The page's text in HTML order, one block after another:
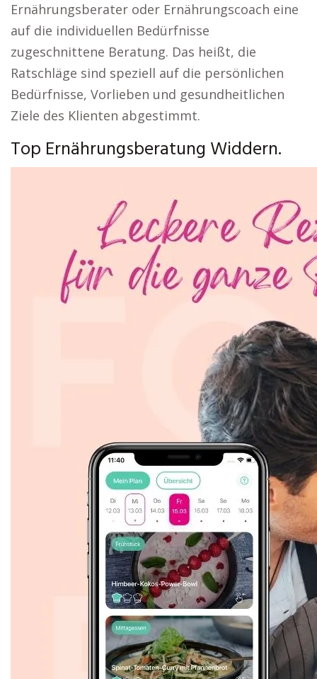
Ernährungsberater oder Ernährungscoach eine
auf die individuellen Bedürfnisse
zugeschnittene Beratung. Das heißt, die
Ratschläge sind speziell auf die persönlichen
Bedürfnisse, Vorlieben und gesundheitlichen
Ziele des Klienten abgestimmt.
Top Ernährungsberatung Widdern.